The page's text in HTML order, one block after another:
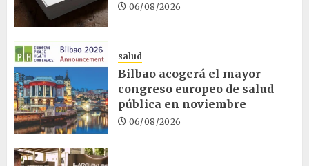
06/08/2026
salud
Bilbao acogerá el mayor
congreso europeo de salud
pública en noviembre
06/08/2026